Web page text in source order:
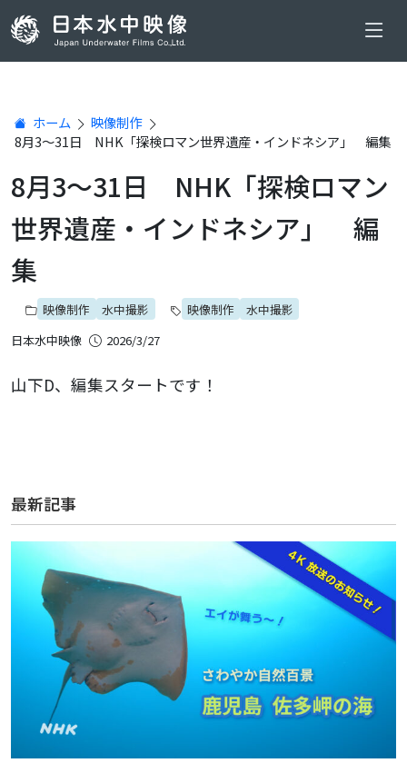
ホーム
映像制作
8月3～31日 NHK「探検ロマン世界遺産・インドネシア」 編集
8月3～31日 NHK「探検ロマン
世界遺産・インドネシア」 編
集
映像制作 水中撮影 映像制作
水中撮影
日本水中映像
2026/3/27
山下D、編集スタートです！
最新記事